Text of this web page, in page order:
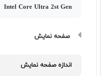
Intel Core Ultra 2st Gen
صفحه نمایش
اندازه صفحه نمایش